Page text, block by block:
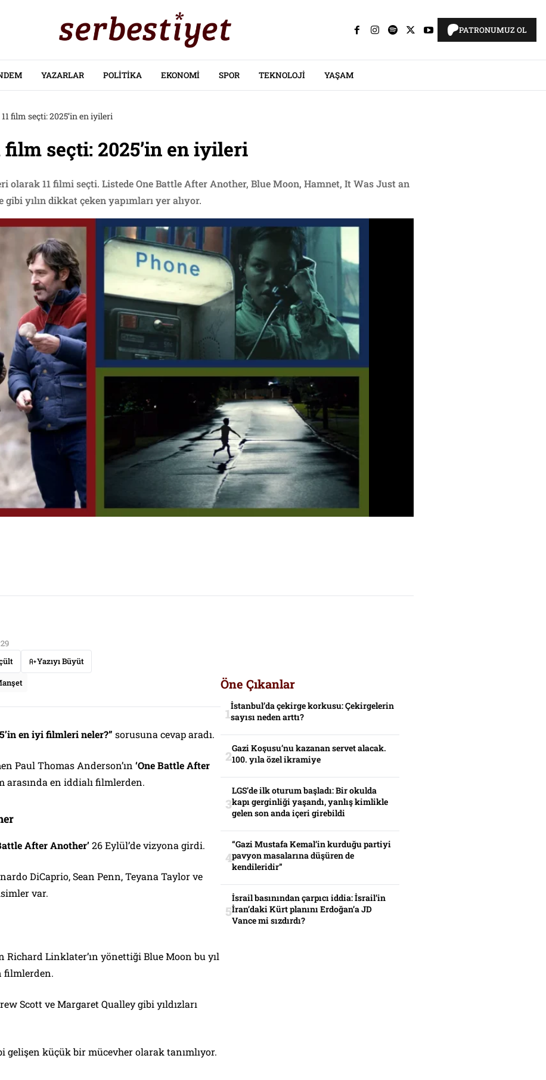
PATRONUMUZ OL
YAZARLAR POLITIKA EKONOMI SPOR TEKNOLOJI YAŞAM
film seçti: 2025’in en iyileri
seçti: 2025’in en iyileri
olarak 11 filmi seçti. Listede One Battle After Another, Blue Moon, Hamnet, It Was Just an
yılın dikkat çeken yapımları yer alıyor.
Yazıyı Büyüt
en iyi filmleri neler?” sorusuna cevap aradı.
Paul Thomas Anderson’ın ‘One Battle After
arasında en iddialı filmlerden.
After Another’ 26 Eylül’de vizyona girdi.
DiCaprio, Sean Penn, Teyana Taylor ve
var.
Richard Linklater’ın yönettiği Blue Moon bu yıl
filmlerden.
Scott ve Margaret Qualley gibi yıldızları
küçük bir mücevher olarak tanımlıyor.
Öne Çıkanlar
İstanbul’da çekirge korkusu: Çekirgelerin
sayısı neden arttı?
Gazi Koşusu’nu kazanan servet alacak.
100. yıla özel ikramiye
LGS’de ilk oturum başladı: Bir okulda
kapı gerginliği yaşandı, yanlış kimlikle
gelen son anda içeri girebildi
“Gazi Mustafa Kemal’in kurduğu partiyi
pavyon masalarına düşüren de
kendileridir”
İsrail basınından çarpıcı iddia: İsrail’in
İran’daki Kürt planını Erdoğan’a JD
Vance mi sızdırdı?